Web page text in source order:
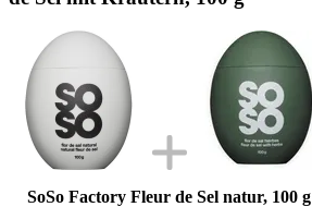
SoSo Factory Fleur de Sel natur, 100 g